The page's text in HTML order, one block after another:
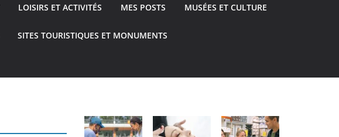
LOISIRS ET ACTIVITÉS MES POSTS MUSÉES ET CULTURE
SITES TOURISTIQUES ET MONUMENTS